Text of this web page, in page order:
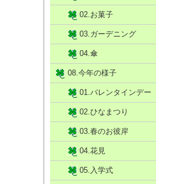
02.お菓子
03.ガーデニング
04.傘
08.今年の様子
01.バレンタインデー
02.ひなまつり
03.春のお彼岸
04.花見
05.入学式